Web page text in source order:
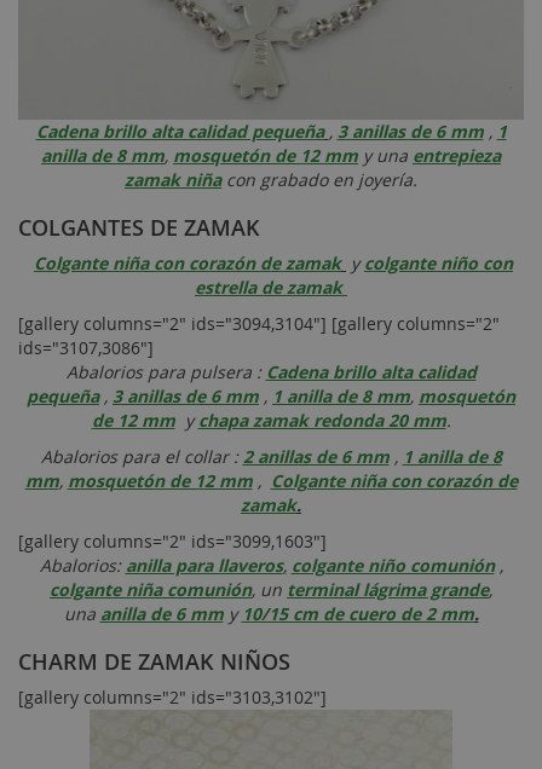
Cadena brillo alta calidad pequeña , 3 anillas de 6 mm, 1
anilla de 8 mm, mosquetón de 12 mm y una entrepieza
zamak niñacon grabado en joyería.
COLGANTES DE ZAMAK
Colgante niña con corazón de zamak ycolgante niño con
estrella de zamak
[gallery columns="2" ids="3094,3104"] [gallery columns="2"
ids="3107,3086"]
Abalorios para pulsera : Cadena brillo alta calidad
pequeña, 3 anillas de 6 mm , 1 anilla de 8 mm, mosquetón
de 12 mmychapa zamak redonda 20 mm.
Abalorios para el collar : 2 anillas de 6 mm, 1 anilla de 8
mm, mosquetón de 12 mm, Colgante niña con corazón de
zamak.
[gallery columns="2" ids="3099,1603"]
Abalorios: anilla para llaveros, colgante niño comunión,
colgante niña comunión, un terminal lágrima grande,
una anilla de 6 mmy 10/15 cm de cuero de 2 mm.
CHARM DE ZAMAK NIÑOS
[gallery columns="2" ids="3103,3102"]